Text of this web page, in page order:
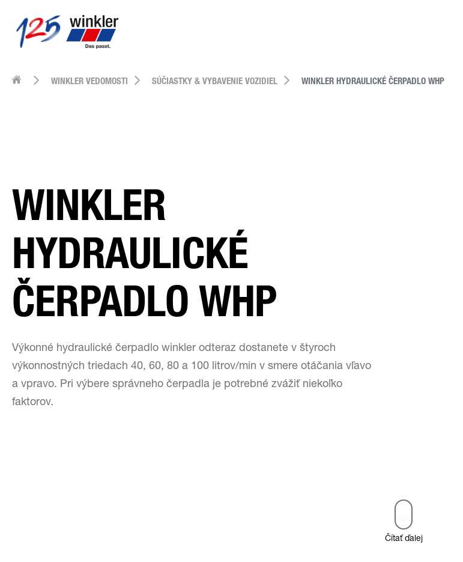
WINKLER VEDOMOSTI SÚČIASTKY & VYBAVENIE VOZIDIEL WINKLER HYDRAULICKÉ ČERPADLO WHP
WINKLER
HYDRAULICKÉ
ČERPADLO WHP
Výkonné hydraulické čerpadlo winkler odteraz dostanete v štyroch
výkonnostných triedach 40, 60, 80 a 100 litrov/min v smere otáčania vľavo
a vpravo. Pri výbere správneho čerpadla je potrebné zvážiť niekoľko
faktorov.
Čítať ďalej